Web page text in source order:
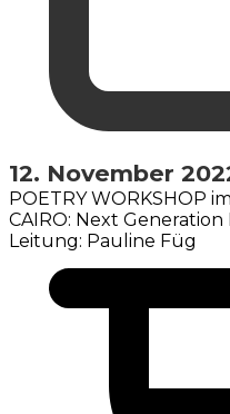
12. November
POETRY WORKSHOP
CAIRO: Next
Leitung: Pauline Füg